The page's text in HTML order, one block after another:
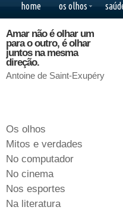
home os olhos
Amar não é olhar um
para o outro, é olhar
juntos na mesma
direção.
Antoine de Saint-Exupéry
Os olhos
Mitos e verdades
No computador
No cinema
Nos esportes
Na literatura